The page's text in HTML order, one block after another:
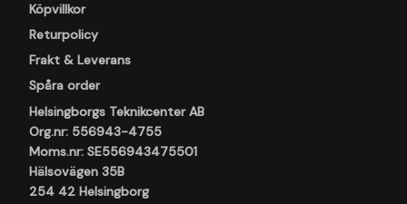
Köpvillkor
Returpolicy
Frakt & Leverans
Spåra order
Helsingborgs Teknikcenter AB
Org.nr: 556943-4755
Moms.nr: SE556943475501
Hälsovägen 35B
254 42 Helsingborg